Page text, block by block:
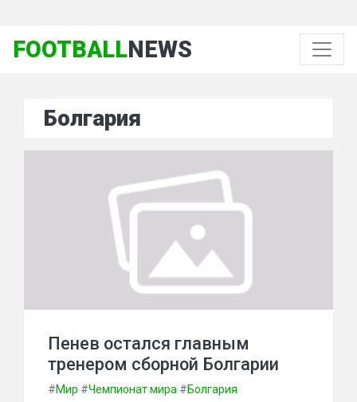
FOOTBALLNEWS
Болгария
Пенев остался главным
тренером сборной Болгарии
#Мир #Чемпионат мира #Болгария